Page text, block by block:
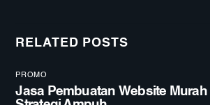
RELATED POSTS
PROMO
Jasa Pembuatan Website Murah